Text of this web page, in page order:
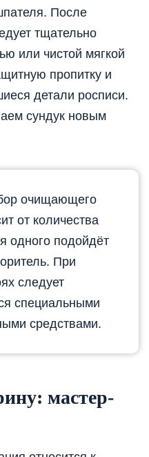
После
тщательно
или чистой мягкой
пропитку и
детали росписи.
сундук новым
очищающего
от количества
одного подойдёт
При
следует
специальными
средствами.
мастер-